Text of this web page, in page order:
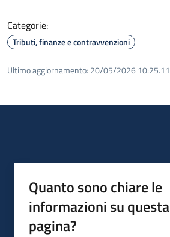
Categorie:
Tributi, finanze e contravvenzioni
Ultimo aggiornamento: 20/05/2026 10:25.11
Quanto sono chiare le
informazioni su questa
pagina?